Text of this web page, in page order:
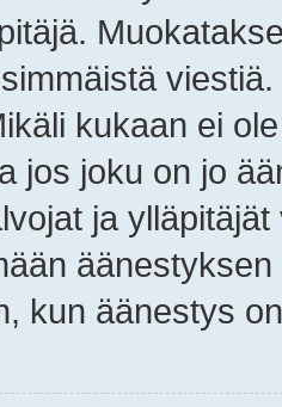
kukaan ei
jos joku on jo
ja
kun äänestys